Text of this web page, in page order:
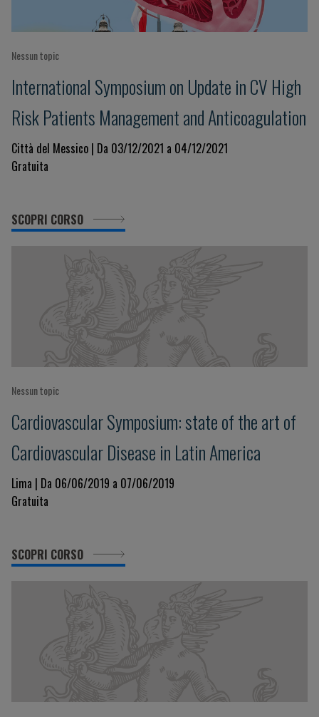
Nessun topic
International Symposium on Update in CV High
Risk Patients Management and Anticoagulation
Città del Messico | Da 03/12/2021 a 04/12/2021
Gratuita
SCOPRI CORSO
Nessun topic
Cardiovascular Symposium: state of the art of
Cardiovascular Disease in Latin America
Lima | Da 06/06/2019 a 07/06/2019
Gratuita
SCOPRI CORSO